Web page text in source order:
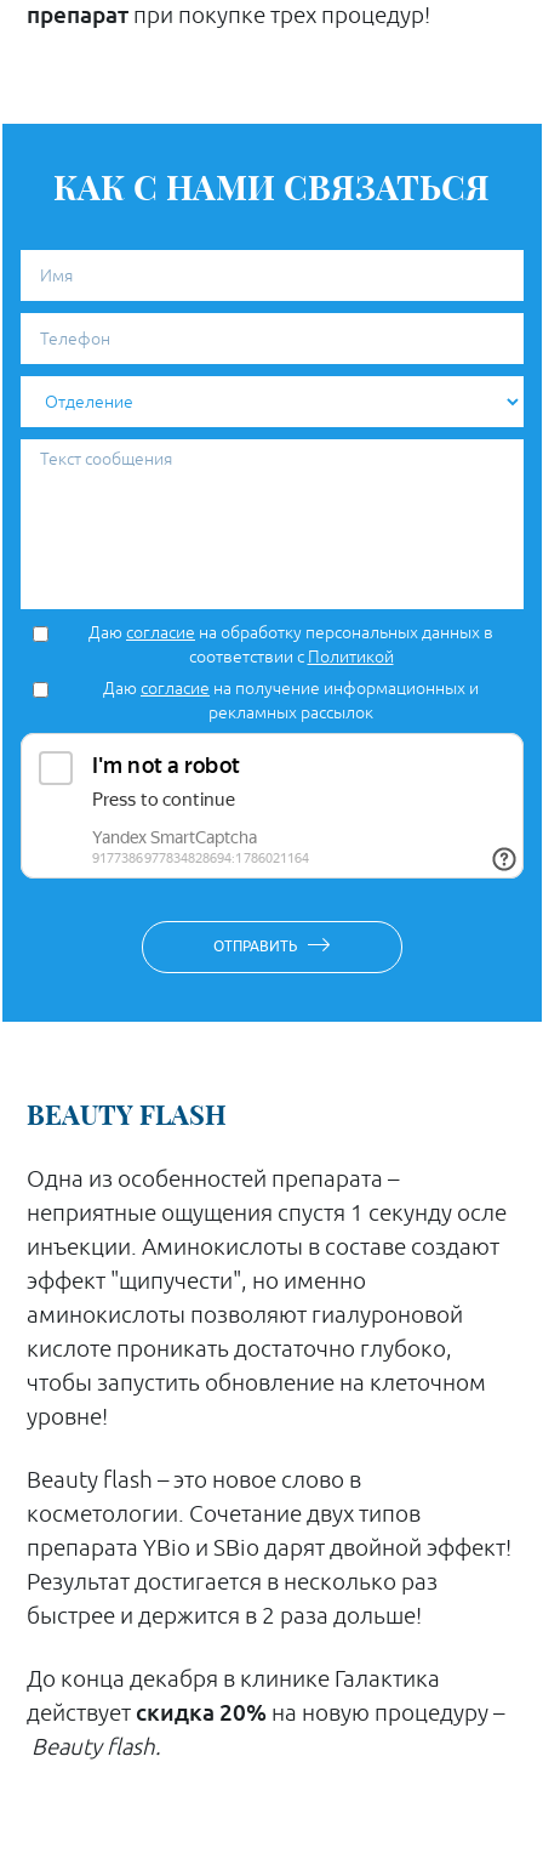
препарат при покупке трех процедур!
КАК С НАМИ СВЯЗАТЬСЯ
Даюсогласие на обработку персональных данных в
соответствии с Политикой
Даюсогласие на получение информационных и
рекламных рассылок
ОТПРАВИТЬ
BEAUTY FLASH
Одна из особенностей препарата –
неприятные ощущения спустя 1 секунду осле
инъекции. Аминокислоты в составе создают
эффект "щипучести", но именно
аминокислоты позволяют гиалуроновой
кислоте проникать достаточно глубоко,
чтобы запустить обновление на клеточном
уровне!
Beauty flash – это новое слово в
косметологии. Сочетание двух типов
препарата YBio и SBio дарят двойной эффект!
Результат достигается в несколько раз
быстрее и держится в 2 раза дольше!
До конца декабря в клинике Галактика
действует скидка 20% на новую процедуру –
Beauty flash.